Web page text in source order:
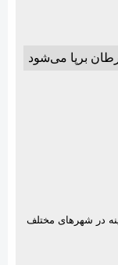
برپا می‌شود
در شهرهای مختلف